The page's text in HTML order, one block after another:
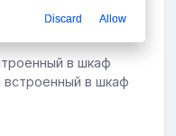
в шкаф
Discard Allow